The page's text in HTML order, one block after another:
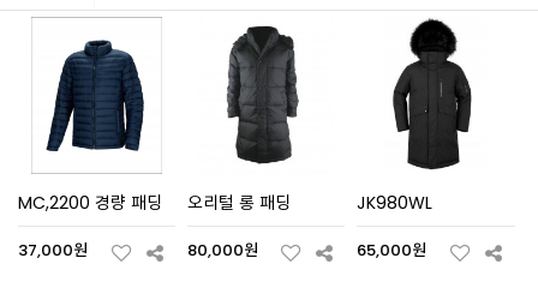
MC,2200 경량 패딩
37,000원
오리털 롱 패딩
80,000원
JK980WL
65,000원